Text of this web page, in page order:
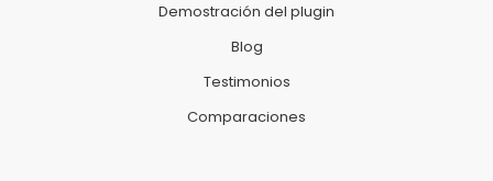
Demostración del plugin
Blog
Testimonios
Comparaciones